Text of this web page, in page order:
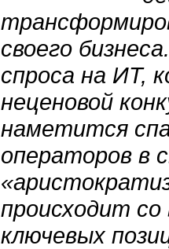
своего
спроса на ИТ,
неценовой
наметится
операторов в
происходит
ключевых